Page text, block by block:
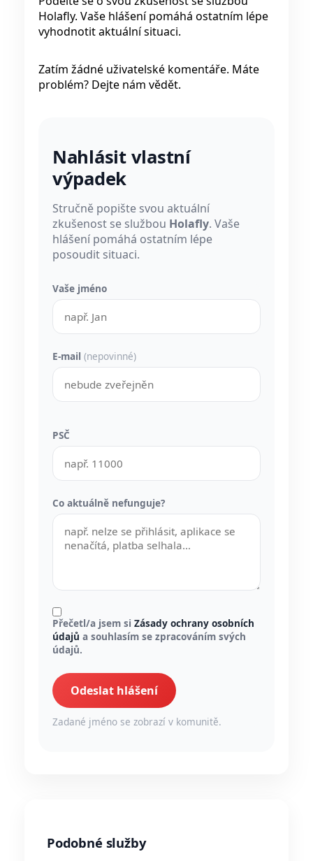
Holafly. Vaše hlášení pomáhá ostatním lépe
vyhodnotit aktuální situaci.
Zatím žádné uživatelské komentáře. Máte
problém? Dejte nám vědět.
Nahlásit vlastní
výpadek
Stručně popište svou aktuální
zkušenost se službou Holafly. Vaše
hlášení pomáhá ostatním lépe
posoudit situaci.
Vaše jméno
E-mail (nepovinné)
PSČ
Co aktuálně nefunguje?
Přečetl/a jsem si Zásady ochrany osobních
údajů a souhlasím se zpracováním svých
údajů.
Odeslat hlášení
Zadané jméno se zobrazí v komunitě.
Podobné služby